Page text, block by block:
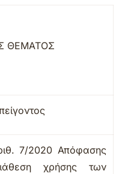
ΘΕΜΑΤΟΣ
7/2020 Απόφασης
χρήσης των